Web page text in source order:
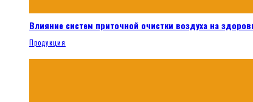
Влияние систем приточной очистки воздуха на
Продукция